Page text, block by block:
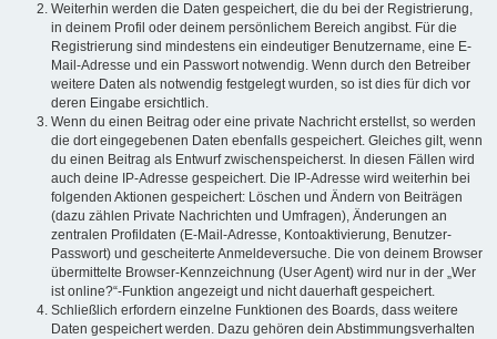
Weiterhin werden die Daten gespeichert, die du bei der Registrierung,
in deinem Profil oder deinem persönlichem Bereich angibst. Für die
Registrierung sind mindestens ein eindeutiger Benutzername, eine E-
Mail-Adresse und ein Passwort notwendig. Wenn durch den Betreiber
weitere Daten als notwendig festgelegt wurden, so ist dies für dich vor
deren Eingabe ersichtlich.
Wenn du einen Beitrag oder eine private Nachricht erstellst, so werden
die dort eingegebenen Daten ebenfalls gespeichert. Gleiches gilt, wenn
du einen Beitrag als Entwurf zwischenspeicherst. In diesen Fällen wird
auch deine IP-Adresse gespeichert. Die IP-Adresse wird weiterhin bei
folgenden Aktionen gespeichert: Löschen und Ändern von Beiträgen
(dazu zählen Private Nachrichten und Umfragen), Änderungen an
zentralen Profildaten (E-Mail-Adresse, Kontoaktivierung, Benutzer-
Passwort) und gescheiterte Anmeldeversuche. Die von deinem Browser
übermittelte Browser-Kennzeichnung (User Agent) wird nur in der „Wer
ist online?“-Funktion angezeigt und nicht dauerhaft gespeichert.
Schließlich erfordern einzelne Funktionen des Boards, dass weitere
Daten gespeichert werden. Dazu gehören dein Abstimmungsverhalten